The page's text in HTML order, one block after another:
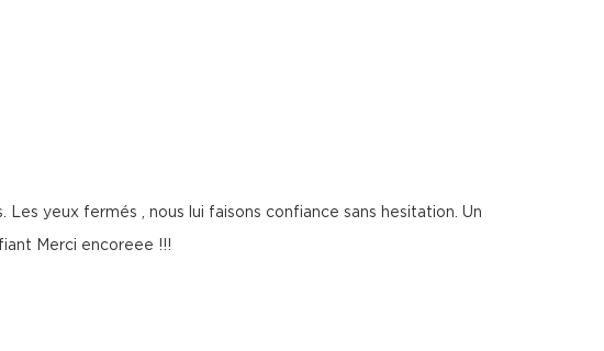
yeux fermés , nous lui faisons confiance sans hesitation. Un
Merci encoreee !!!